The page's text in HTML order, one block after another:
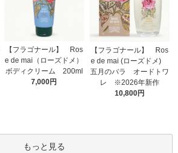
【フラゴナール】 Ros
e de mai（ローズドメ）
ボディクリーム 200ml
7,000円
【フラゴナール】 Ros
e de mai (ローズドメ)
五月のバラ オードトワ
レ ※2026年新作
10,800円
もっと見る